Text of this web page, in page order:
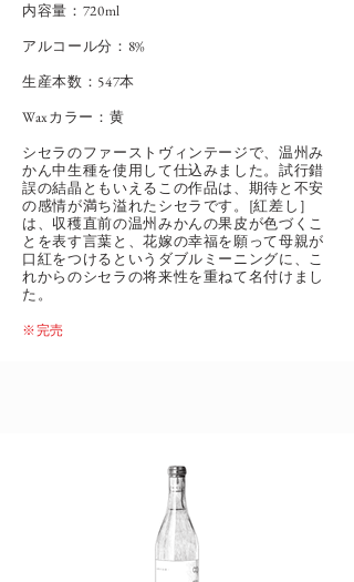
内容量：720ml
アルコール分：8%
​生産本数：547本
Waxカラー：黄
シセラのファーストヴィンテージで、温州み
かん中生種を使用して仕込みました。試行錯
誤の結晶ともいえるこの作品は、期待と不安
の感情が満ち溢れたシセラです。[紅差し］
は、収穫直前の温州みかんの果皮が色づくこ
とを表す言葉と、花嫁の幸福を願って母親が
口紅をつけるというダブルミーニングに、こ
れからのシセラの将来性を重ねて名付けまし
た。
​※完売